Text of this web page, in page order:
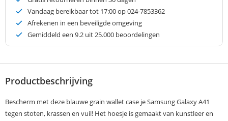
Vandaag bereikbaar tot 17:00 op 024-7853362
Afrekenen in een beveiligde omgeving
Gemiddeld een 9.2 uit 25.000 beoordelingen
Productbeschrijving
Bescherm met deze blauwe grain wallet case je Samsung Galaxy A41
tegen stoten, krassen en vuil! Het hoesje is gemaakt van kunstleer en